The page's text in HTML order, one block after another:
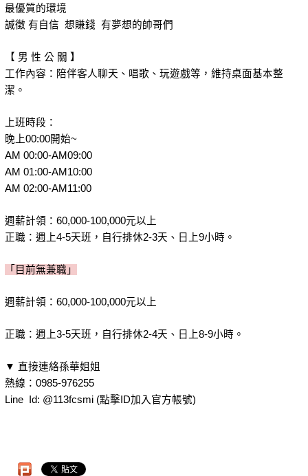
最優質的環境
誠徵 有自信 想賺錢 有夢想的帥哥們
【 男 性 公 關 】
工作內容：陪伴客人聊天、唱歌、玩遊戲等，維持桌面基本整
潔。
上班時段：
晚上00:00開始~
AM 00:00-AM09:00
AM 01:00-AM10:00
AM 02:00-AM11:00
週薪計領：60,000-100,000元以上
正職：週上4-5天班，自行排休2-3天、日上9小時。
「目前無兼職」
週薪計領：60,000-100,000元以上
正職：週上3-5天班，自行排休2-4天、日上8-9小時。
▼ 直接連絡孫華姐姐
熱線：0985-976255
Line Id: @113fcsmi (點擊ID加入官方帳號)